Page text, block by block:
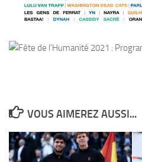
VOUS AIMEREZ AUSSI...